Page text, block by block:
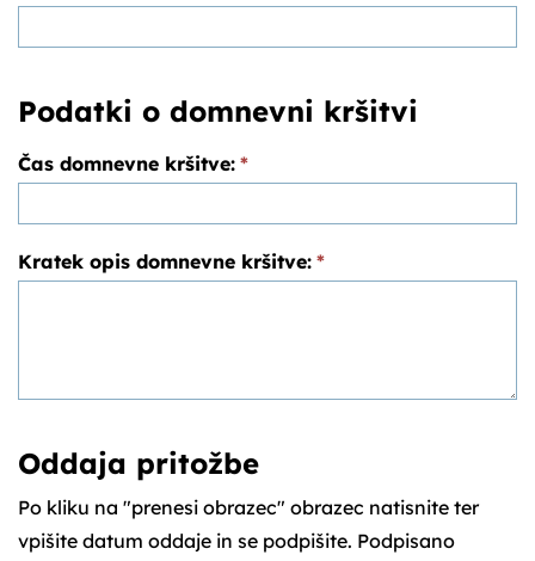
Podatki o domnevni kršitvi
Čas domnevne kršitve: *
Kratek opis domnevne kršitve: *
Oddaja pritožbe
Po kliku na "prenesi obrazec" obrazec natisnite ter
vpišite datum oddaje in se podpišite. Podpisano